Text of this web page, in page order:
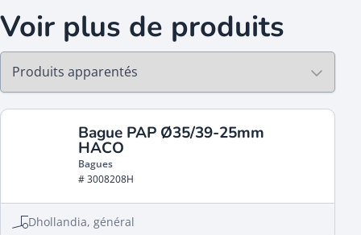
Voir plus de produits
Bague PAP Ø35/39-25mm
HACO
Bagues
# 3008208H
Dhollandia, général